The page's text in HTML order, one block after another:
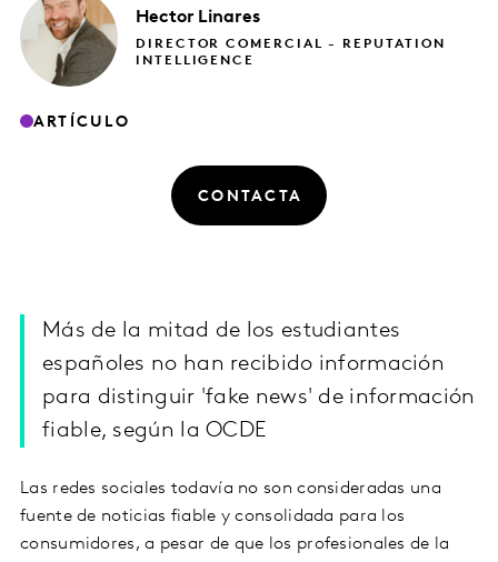
Hector Linares
DIRECTOR COMERCIAL - REPUTATION
INTELLIGENCE
ARTÍCULO
CONTACTA
Más de la mitad de los estudiantes
españoles no han recibido información
para distinguir 'fake news' de información
fiable, según la OCDE
Las redes sociales todavía no son consideradas una
fuente de noticias fiable y consolidada para los
consumidores, a pesar de que los profesionales de la